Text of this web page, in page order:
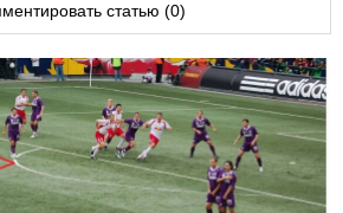
статью (0)